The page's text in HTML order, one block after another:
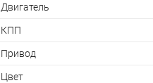
Двигатель
КПП
Привод
Цвет